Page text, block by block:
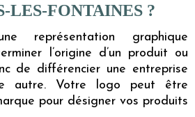
LES-FONTAINES ?
représentation graphique
l’origine d’un produit ou
de différencier une entreprise
autre. Votre logo peut être
pour désigner vos produits